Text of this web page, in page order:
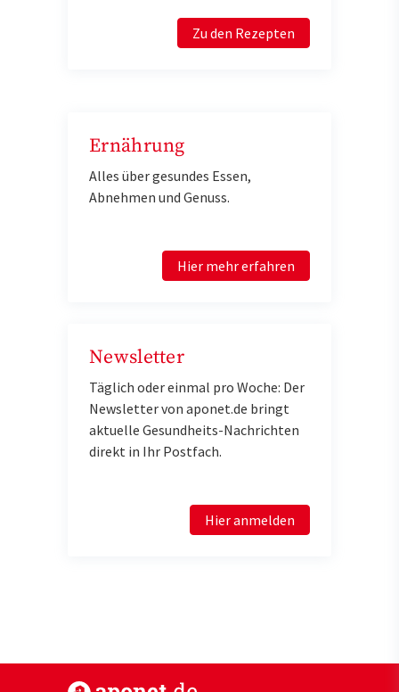
Zu den Rezepten
Ernährung
Alles über gesundes Essen,
Abnehmen und Genuss.
Hier mehr erfahren
Newsletter
Täglich oder einmal pro Woche: Der
Newsletter von aponet.de bringt
aktuelle Gesundheits-Nachrichten
direkt in Ihr Postfach.
Hier anmelden